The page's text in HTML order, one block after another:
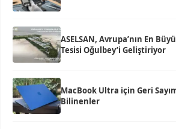
ASELSAN, Avrupa’nın En
Tesisi Oğulbey’i Geliştiriyor
MacBook Ultra için Geri
Bilinenler